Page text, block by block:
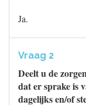
Ja.
Vraag 2
Deelt u de
dat er sprake is
dagelijks en/of